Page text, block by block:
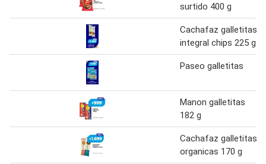
surtido 400 g
Cachafaz galletitas
integral chips 225 g
Paseo galletitas
Manon galletitas
182 g
Cachafaz galletitas
organicas 170 g